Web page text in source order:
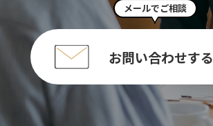
お問い合わせする
メールでご相談